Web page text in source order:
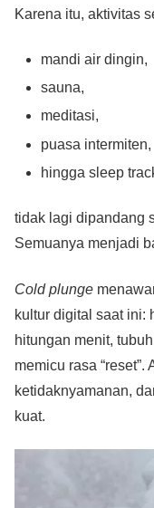
Karena itu, aktivitas
mandi air dingin,
sauna,
meditasi,
puasa intermiten,
hingga sleep
tidak lagi dipandang
Semuanya menjadi
Cold plunge
kultur digital saat ini:
hitungan menit,
memicu rasa
ketidaknyamanan,
kuat.